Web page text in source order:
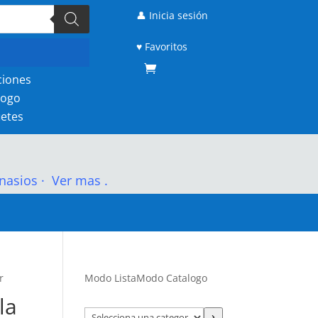
👤 Inicia sesión
♥ Favoritos
· Ver mas .
Modo ListaModo Catalogo
Selecciona